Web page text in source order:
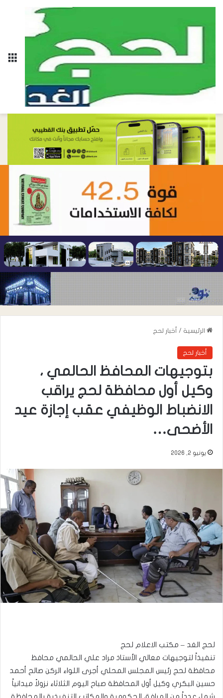
الرئيسية / أخبار لحج
أخبار لحج
بتوجيهات المحافظ الحالمي ،
وكيل أول محافظة لحج يراقب
الانضباط الوظيفي عقب إجازة عيد
الأضحى…
يونيو 2, 2026
لحج الغد – مكتب الاعلام لحج
تنفيذاً لتوجيهات معالي الأستاذ مراد علي الحالمي محافظ
محافظة لحج رئيس المجلس المحلي أجرى اللواء الركن صالح أحمد
حسين البكري وكيل أول المحافظة صباح اليوم الثلاثاء نزولاً ميدانياً
شمل عدداً من المرافق الحكومية والمكاتب التنفيذية بالمحافظة